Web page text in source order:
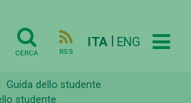
CERCA RSS
ITA ENG
Guida dello studente
studente